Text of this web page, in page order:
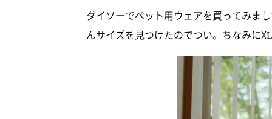
ダイソーでペット用ウェアを買ってみま
んサイズを見つけたのでつい。ちなみに